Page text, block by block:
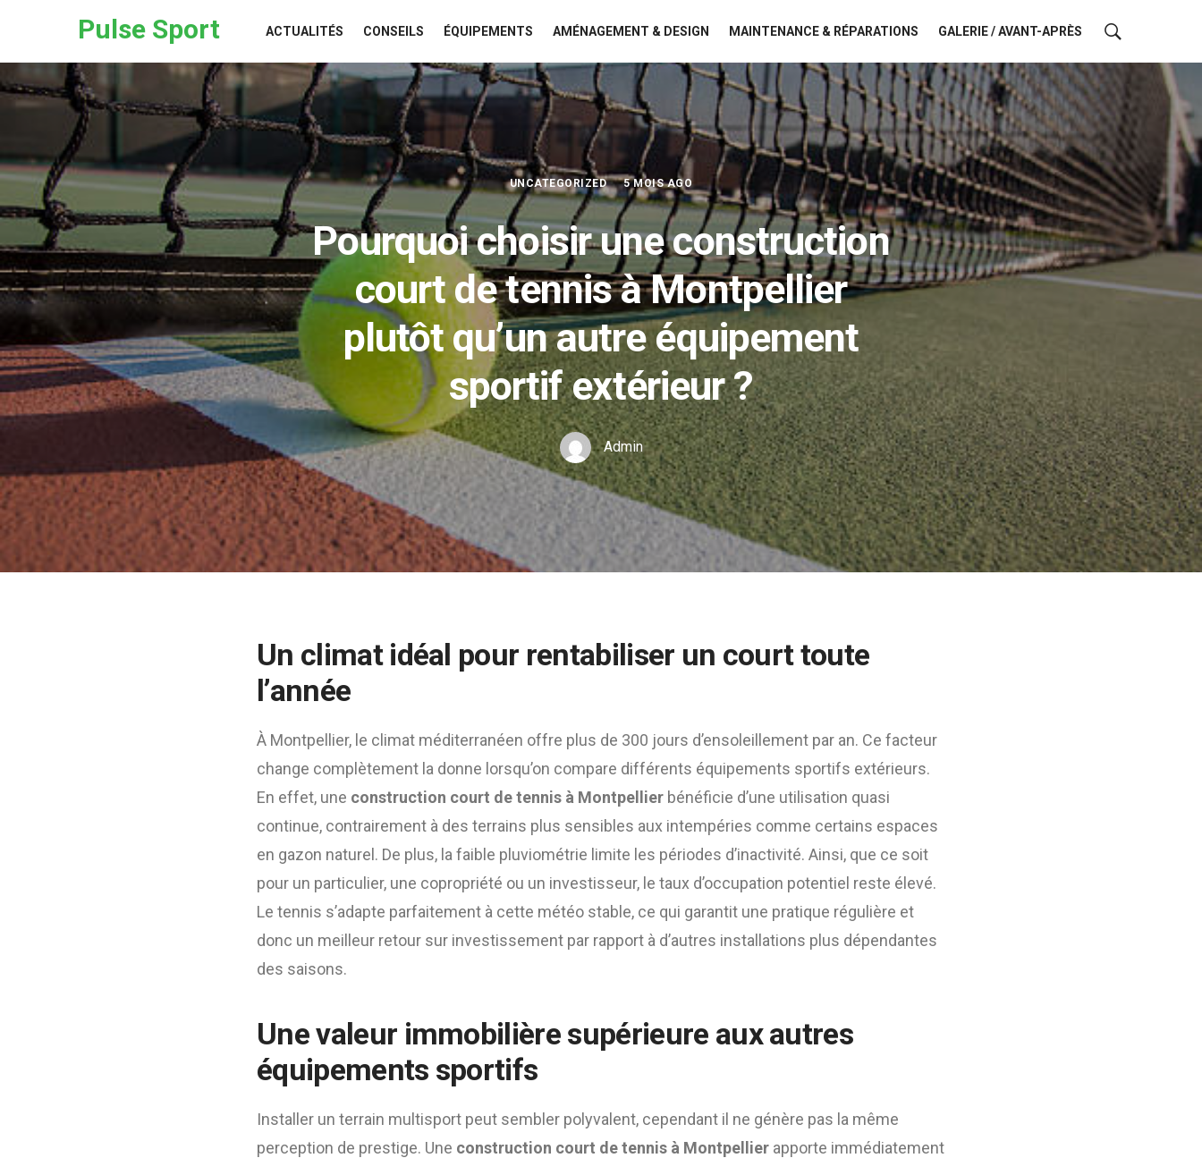
Pulse Sport ACTUALITÉS CONSEILS ÉQUIPEMENTS AMÉNAGEMENT & DESIGN MAINTENANCE & RÉPARATIONS GALERIE / AVANT-APRÈS
UNCATEGORIZED 5 MOIS AGO
Pourquoi choisir une construction
court de tennis à Montpellier
plutôt qu’un autre équipement
sportif extérieur ?
Admin
Un climat idéal pour rentabiliser un court toute
l’année
À Montpellier, le climat méditerranéen offre plus de 300 jours d’ensoleillement par an. Ce facteur
change complètement la donne lorsqu’on compare différents équipements sportifs extérieurs.
En effet, une construction court de tennis à Montpellier bénéficie d’une utilisation quasi
continue, contrairement à des terrains plus sensibles aux intempéries comme certains espaces
en gazon naturel. De plus, la faible pluviométrie limite les périodes d’inactivité. Ainsi, que ce soit
pour un particulier, une copropriété ou un investisseur, le taux d’occupation potentiel reste élevé.
Le tennis s’adapte parfaitement à cette météo stable, ce qui garantit une pratique régulière et
donc un meilleur retour sur investissement par rapport à d’autres installations plus dépendantes
des saisons.
Une valeur immobilière supérieure aux autres
équipements sportifs
Installer un terrain multisport peut sembler polyvalent, cependant il ne génère pas la même
perception de prestige. Une construction court de tennis à Montpellier apporte immédiatement